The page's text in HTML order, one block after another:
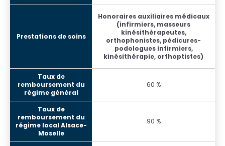
Honoraires auxiliaires médicaux
(infirmiers, masseurs
kinésithérapeutes,
orthophonistes, pédicures-
podologues infirmiers,
kinésithérapie, orthoptistes)
60 %
90 %